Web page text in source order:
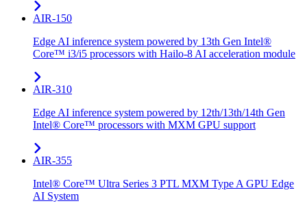
AIR-150
Edge AI inference system powered by 13th Gen Intel®
Core™ i3/i5 processors with Hailo-8 AI acceleration module
AIR-310
Edge AI inference system powered by 12th/13th/14th Gen
Intel® Core™ processors with MXM GPU support
AIR-355
Intel® Core™ Ultra Series 3 PTL MXM Type A GPU Edge
AI System